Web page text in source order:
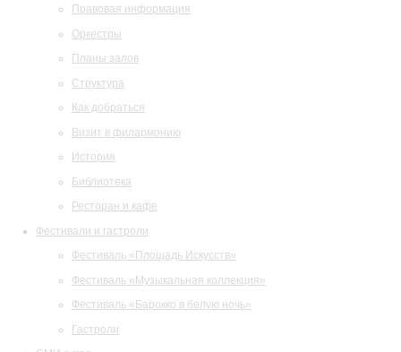
Правовая информация
Оркестры
Планы залов
Структура
Как добраться
Визит в филармонию
История
Библиотека
Ресторан и кафе
Фестивали и гастроли
Фестиваль «Площадь Искусств»
Фестиваль «Музыкальная коллекция»
Фестиваль «Барокко в белую ночь»
Гастроли